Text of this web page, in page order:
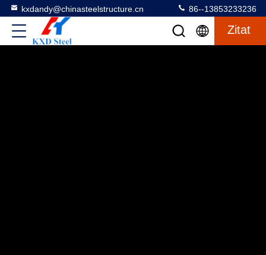
kxdandy@chinasteelstructure.cn 86--13853233236
Zitat